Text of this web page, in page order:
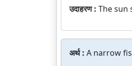
उदाहरण : The sun
अर्थ : A narrow